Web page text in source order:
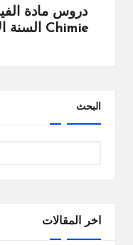
البحث
اخر المقالات